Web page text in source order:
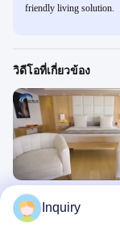
friendly living solution.
วิดีโอที่เกี่ยวข้อง
เมาน์วิวคอทเทจ
新闻Inquiry